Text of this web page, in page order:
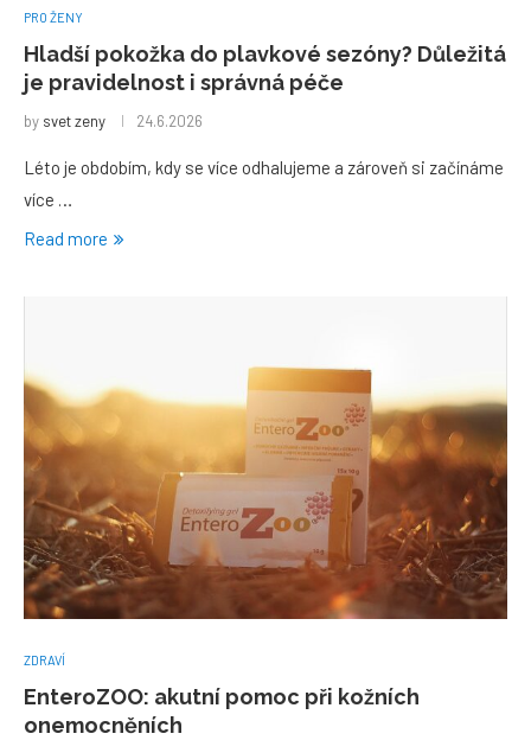
PRO ŽENY
Hladší pokožka do plavkové sezóny? Důležitá
je pravidelnost i správná péče
by svet zeny 24.6.2026
Léto je obdobím, kdy se více odhalujeme a zároveň si začínáme
více …
Read more
ZDRAVÍ
EnteroZOO: akutní pomoc při kožních
onemocněních